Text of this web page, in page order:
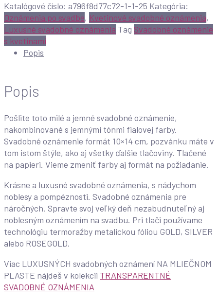
Katalógové číslo: a796f8d77c72-1-1-25 Kategória:
Oznámenia po svadbe, Kvetinové svadobné oznámenia,
Luxusné svadobné oznámenia Tag Svadobné oznámenie
s kvetinami
Popis
Popis
Pošlite toto milé a jemné svadobné oznámenie,
nakombinované s jemnými tónmi fialovej farby.
Svadobné oznámenie formát 10×14 cm, pozvánku máte v
tom istom štýle, ako aj všetky ďalšie tlačoviny. Tlačené
na papieri. Vieme zmeniť farby aj formát na požiadanie.
Krásne a luxusné svadobné oznámenia, s nádychom
noblesy a pompéznosti. Svadobné oznámenia pre
náročných. Spravte svoj veľký deň nezabudnuteľný aj
noblesným oznámením na svadbu. Pri tlači používame
technológiu termoražby metalickou fóliou GOLD, SILVER
alebo ROSEGOLD.
Viac LUXUSNÝCH svadobných oznámení NA MLIEČNOM
PLASTE nájdeš v kolekcii TRANSPARENTNÉ
SVADOBNÉ OZNÁMENIA